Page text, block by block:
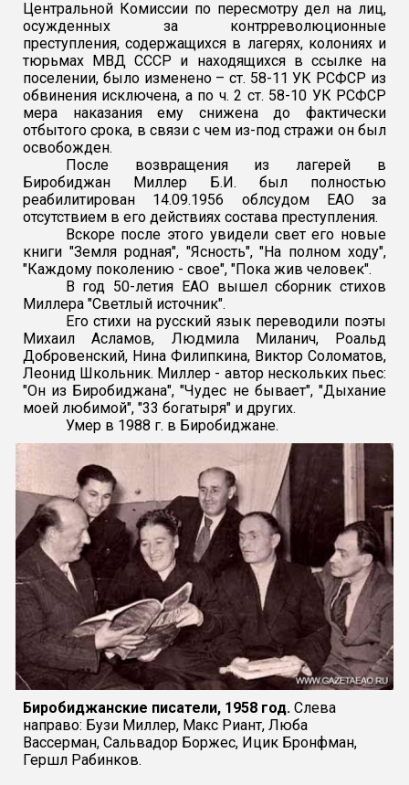
Центральной Комиссии по пересмотру дел на лиц,
осужденных за контрреволюционные
преступления, содержащихся в лагерях, колониях и
тюрьмах МВД СССР и находящихся в ссылке на
поселении, было изменено – ст. 58-11 УК РСФСР из
обвинения исключена, а по ч. 2 ст. 58-10 УК РСФСР
мера наказания ему снижена до фактически
отбытого срока, в связи с чем из-под стражи он был
освобожден.
После возвращения из лагерей в
Биробиджан Миллер Б.И. был полностью
реабилитирован 14.09.1956 облсудом ЕАО за
отсутствием в его действиях состава преступления.
Вскоре после этого увидели свет его новые
книги "Земля родная", "Ясность", "На полном ходу",
"Каждому поколению - свое", "Пока жив человек".
В год 50-летия ЕАО вышел сборник стихов
Миллера "Светлый источник".
Его стихи на русский язык переводили поэты
Михаил Асламов, Людмила Миланич, Роальд
Добровенский, Нина Филипкина, Виктор Соломатов,
Леонид Школьник. Миллер - автор нескольких пьес:
"Он из Биробиджана", "Чудес не бывает", "Дыхание
моей любимой", "33 богатыря" и других.
Умер в 1988 г. в Биробиджане.
Биробиджанские писатели, 1958 год. Слева
направо: Бузи Миллер, Макс Риант, Люба
Вассерман, Сальвадор Боржес, Ицик Бронфман,
Гершл Рабинков.